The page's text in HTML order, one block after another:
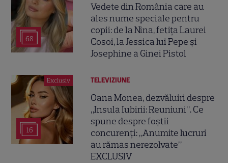
68
Vedete din România care au
ales nume speciale pentru
copii: de la Nina, fetița Laurei
Cosoi, la Jessica lui Pepe și
Josephine a Ginei Pistol
Exclusiv
16
TELEVIZIUNE
Oana Monea, dezvăluiri despre
„Insula Iubirii: Reuniuni”. Ce
spune despre foștii
concurenți: „Anumite lucruri
au rămas nerezolvate”
EXCLUSIV